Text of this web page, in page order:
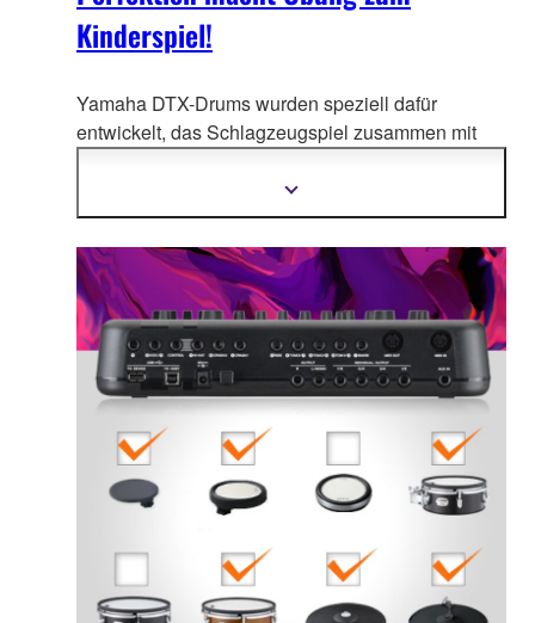
Kinderspiel!
Yamaha DTX-Drums wurden speziell dafür
entwickelt, das Schlagzeugspiel zusammen mit
PADs noch angenehmer und intensiver zu
gestalten.
Mehr